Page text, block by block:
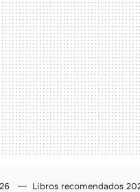
Libros recomendados